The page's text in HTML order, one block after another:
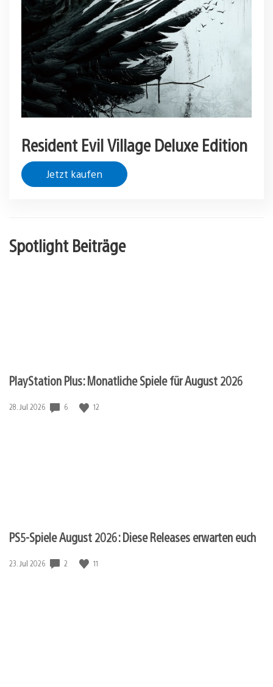
Resident Evil Village Deluxe Edition
Jetzt kaufen
Spotlight Beiträge
PlayStation Plus: Monatliche Spiele für August 2026
Veröffentlichungsdatum:
28. Jul 2026 6 12
PS5-Spiele August 2026: Diese Releases erwarten euch
Veröffentlichungsdatum:
23. Jul 2026 2 11